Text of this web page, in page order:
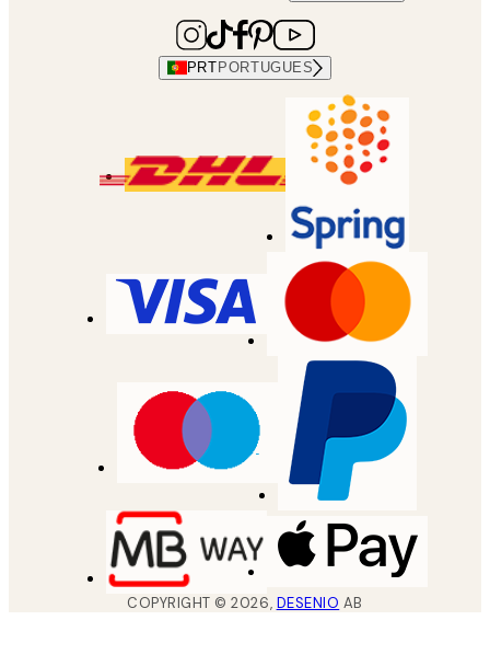
PRT PORTUGUES
COPYRIGHT ©2026, DESENIO AB